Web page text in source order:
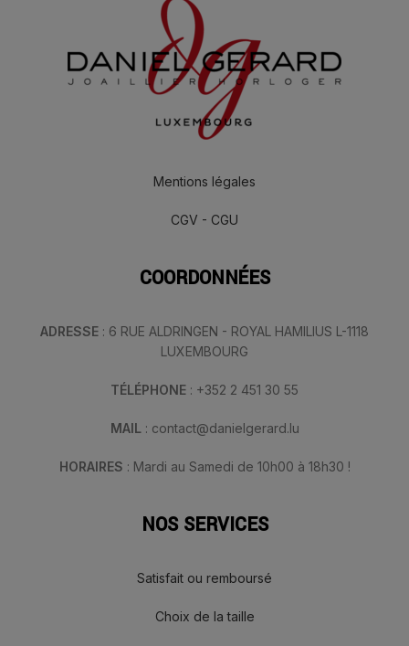
Mentions légales
CGV - CGU
COORDONNÉES
ADRESSE : 6 RUE ALDRINGEN - ROYAL HAMILIUS L-1118
LUXEMBOURG
TÉLÉPHONE : +352 2 451 30 55
MAIL : contact@danielgerard.lu
HORAIRES : Mardi au Samedi de 10h00 à 18h30 !
NOS SERVICES
Satisfait ou remboursé
Choix de la taille